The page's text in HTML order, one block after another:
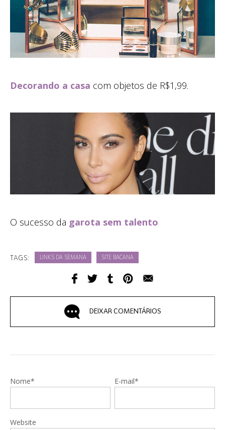
Decorando a casa com objetos de R$1,99.
O sucesso da garota sem talento
TAGS: LINKS DA SEMANA SITE BACANA
DEIXAR COMENTÁRIOS
Nome* E-mail*
Website